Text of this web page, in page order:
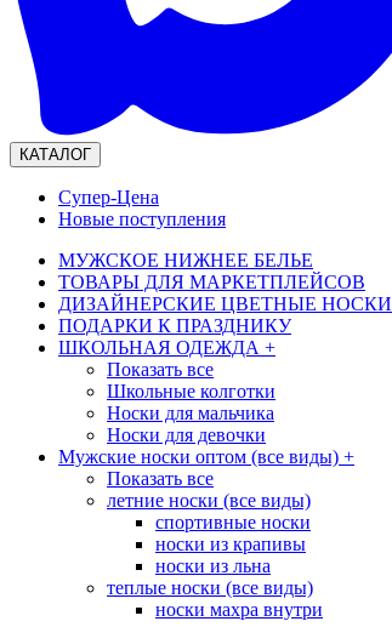
КАТАЛОГ
Супер-Цена
Новые поступления
МУЖСКОЕ НИЖНЕЕ БЕЛЬЕ
ТОВАРЫ ДЛЯ МАРКЕТПЛЕЙСОВ
ДИЗАЙНЕРСКИЕ ЦВЕТНЫЕ НОСКИ
ПОДАРКИ К ПРАЗДНИКУ
ШКОЛЬНАЯ ОДЕЖДА +
Показать все
Школьные колготки
Носки для мальчика
Носки для девочки
Мужские носки оптом (все виды) +
Показать все
летние носки (все виды)
спортивные носки
носки из крапивы
носки из льна
теплые носки (все виды)
носки махра внутри